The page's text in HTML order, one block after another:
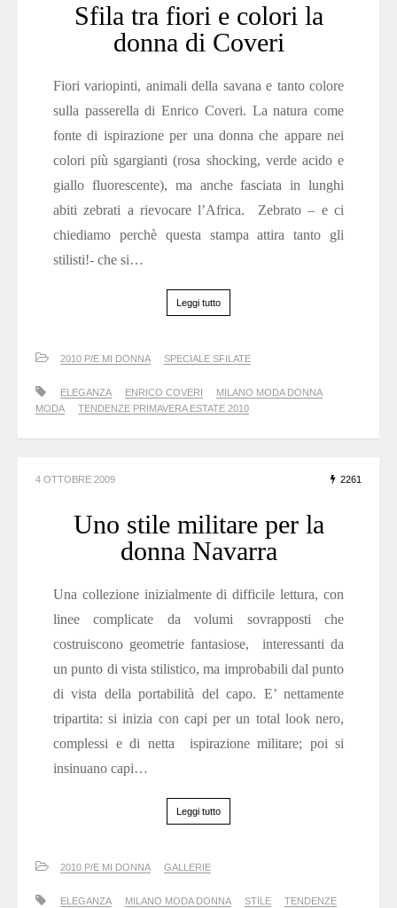
Sfila tra fiori e colori la
donna di Coveri
Fiori variopinti, animali della savana e tanto colore
sulla passerella di Enrico Coveri. La natura come
fonte di ispirazione per una donna che appare nei
colori più sgargianti (rosa shocking, verde acido e
giallo fluorescente), ma anche fasciata in lunghi
abiti zebrati a rievocare l’Africa. Zebrato – e ci
chiediamo perchè questa stampa attira tanto gli
stilisti!- che si…
Leggi tutto
2010 P/E MI DONNA SPECIALE SFILATE
ELEGANZA ENRICO COVERI
MILANO MODA DONNA
MODA
TENDENZE PRIMAVERA ESTATE 2010
4 OTTOBRE 2009 2261
Uno stile militare per la
donna Navarra
Una collezione inizialmente di difficile lettura, con
linee complicate da volumi sovrapposti che
costruiscono geometrie fantasiose, interessanti da
un punto di vista stilistico, ma improbabili dal punto
di vista della portabilità del capo. E’ nettamente
tripartita: si inizia con capi per un total look nero,
complessi e di netta ispirazione militare; poi si
insinuano capi…
Leggi tutto
2010 P/E MI DONNA GALLERIE
ELEGANZA MILANO MODA DONNA STILE TENDENZE